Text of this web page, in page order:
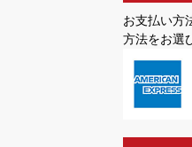
お支払い方
方法をお選